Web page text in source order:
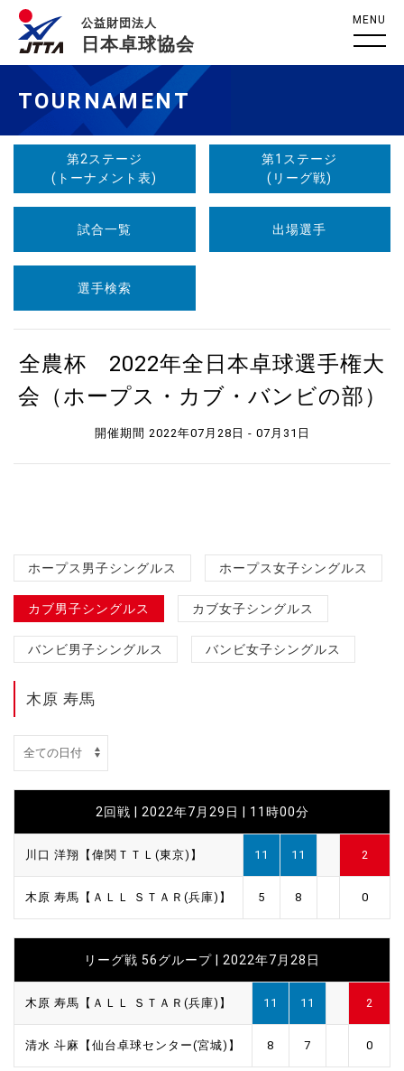
公益財団法人
日本卓球協会
MENU
TOURNAMENT
第2ステージ
(トーナメント表)
第1ステージ
(リーグ戦)
試合一覧 出場選手
選手検索
全農杯 2022年全日本卓球選手権大
会（ホープス・カブ・バンビの部）
開催期間 2022年07月28日 - 07月31日
ホープス男子シングルス ホープス女子シングルス
カブ男子シングルス カブ女子シングルス
バンビ男子シングルス バンビ女子シングルス
木原 寿馬
2回戦 | 2022年7月29日 | 11時00分
川口 洋翔【偉関ＴＴＬ(東京)】 11 11 2
木原 寿馬【ＡＬＬ ＳＴＡＲ(兵庫)】 5 8 0
リーグ戦 56グループ | 2022年7月28日
木原 寿馬【ＡＬＬ ＳＴＡＲ(兵庫)】 11 11 2
清水 斗麻【仙台卓球センター(宮城)】 8 7 0